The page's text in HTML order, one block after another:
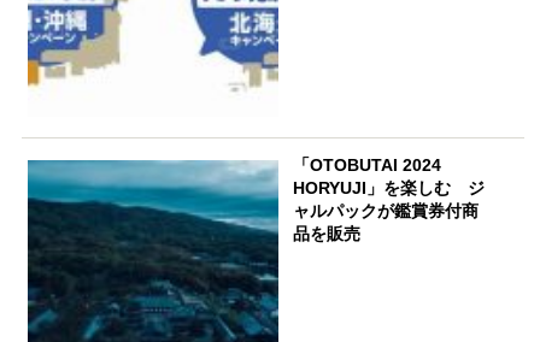
「OTOBUTAI 2024
HORYUJI」を楽しむ ジ
ャルパックが鑑賞券付商
品を販売